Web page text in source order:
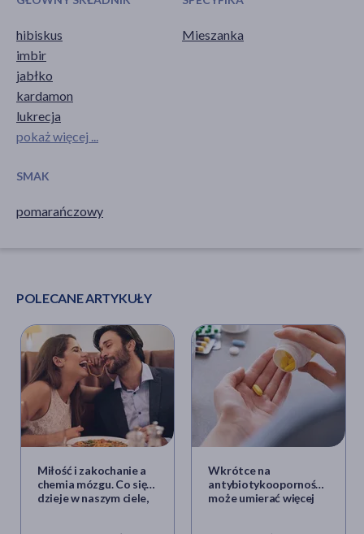
hibiskus
imbir
jabłko
kardamon
lukrecja
pokaż więcej ...
Mieszanka
SMAK
pomarańczowy
POLECANE ARTYKUŁY
Miłość i zakochanie a
chemia mózgu. Co się
dzieje w naszym ciele,
Wkrótce na
antybiotykooporność
może umierać więcej